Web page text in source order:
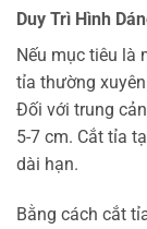
Duy Trì Hình
Nếu mục tiêu là
tỉa thường
Đối với trung
5-7 cm. Cắt tỉa
dài hạn.
Bằng cách cắt